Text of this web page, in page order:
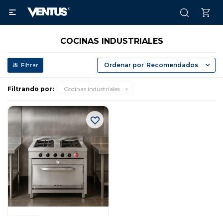

COCINAS INDUSTRIALES
Recomendados
Filtrando por: Cocinas industriales